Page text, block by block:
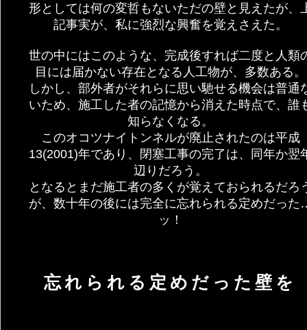
形としては何の変哲もないただの壁と見えたが、
記事実が、私に強烈な興奮を覚えさえた。
世の中にはこのような、完成後すれば二度と人類
目には届かない存在となる人工物が、多数ある。
しかし、部外者がそれらに思い馳せる機会は普通
いため、施工した者の記憶から消えた時点で、誰
知らなくなる。
このオコツナイトンネルが廃止されたのは平成
13(2001)年であり、閉塞工事の完了は、同年か翌
辺りだろう。
となるとまだ施工者の多くが覚えておられるだろ
が、数十年の後には完全に忘れられる定めだっ
ッ！
忘れられる定めだった壁を